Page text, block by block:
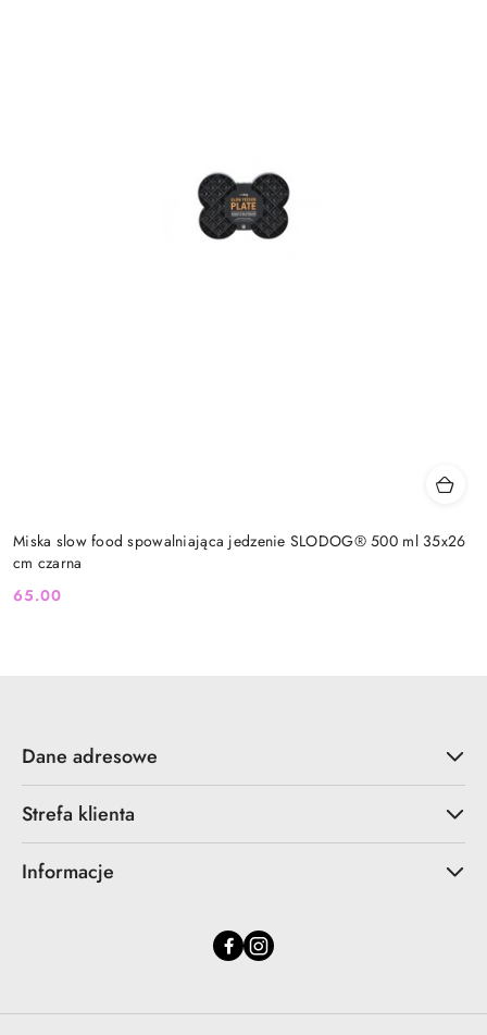
Miska slow food spowalniająca jedzenie SLODOG® 500 ml 35x26
cm czarna
Cena:
65.00
Dane adresowe
Strefa klienta
Informacje